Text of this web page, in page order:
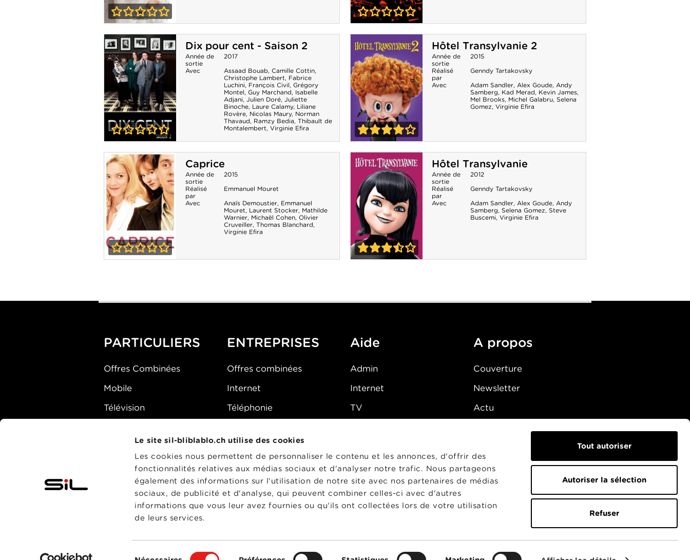
Le site sil-bliblablo.ch utilise des cookies
Les cookies nous permettent de personnaliser le contenu et les annonces, d'offrir des
fonctionnalités relatives aux médias sociaux et d'analyser notre trafic. Nous partageons
également des informations sur l'utilisation de notre site avec nos partenaires de médias
sociaux, de publicité et d'analyse, qui peuvent combiner celles-ci avec d'autres
informations que vous leur avez fournies ou qu'ils ont collectées lors de votre utilisation
de leurs services.
Tout autoriser
Autoriser la sélection
Refuser
Benedetta Adieu les Cons
Dix pour cent - Saison 2
Dix pour cent -
Saison 2
Année de
sortie
2017
Avec
Assaad Bouab, Camille Cottin,
Christophe Lambert, Fabrice
Luchini, François Civil, Grégory
Montel, Guy Marchand, Isabelle
Adjani, Julien Doré, Juliette
Binoche, Laure Calamy, Liliane
Rovère, Nicolas Maury, Norman
Thavaud, Ramzy Bedia, Thibault de
Montalembert, Virginie Efira
Hôtel Transylvanie 2
Hôtel
Transylvanie 2
Année de
sortie
2015
Réalisé
par
Genndy Tartakovsky
Avec
Adam Sandler, Alex Goude, Andy
Samberg, Kad Merad, Kevin James,
Mel Brooks, Michel Galabru, Selena
Gomez, Virginie Efira
Caprice
Année de
sortie
2015
Réalisé
par
Emmanuel Mouret
Avec
Anaïs Demoustier, Emmanuel
Mouret, Laurent Stocker, Mathilde
Warnier, Michaël Cohen, Olivier
Cruveiller, Thomas Blanchard,
Virginie Efira
Hôtel Transylvanie
Année de
sortie
2012
Réalisé
par
Genndy Tartakovsky
Avec
Adam Sandler, Alex Goude, Andy
Samberg, Selena Gomez, Steve
Buscemi, Virginie Efira
PARTICULIERS
Offres Combinées
Mobile
Télévision
ENTREPRISES
Offres combinées
Internet
Téléphonie
Aide
Admin
Internet
TV
Fibre
Sécurité
État du réseau
A propos
Couverture
Newsletter
Actu